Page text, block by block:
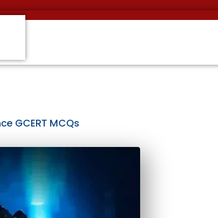
GCERT MCQs